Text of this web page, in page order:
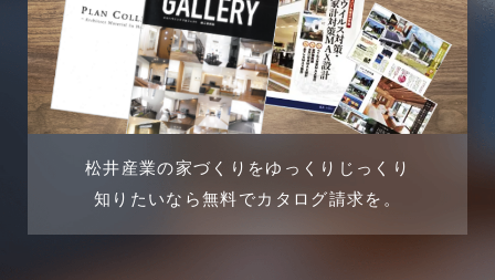
土地に関するよくある質問
土地活用事例
土地活用提案
売買物件
2024年6月
2024年5月
2024年4月
2024年2月
松井産業の家づくりをゆっくりじっくり
知りたいなら無料でカタログ請求を。